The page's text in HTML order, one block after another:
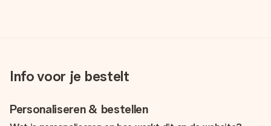
Info voor je bestelt
Personaliseren & bestellen